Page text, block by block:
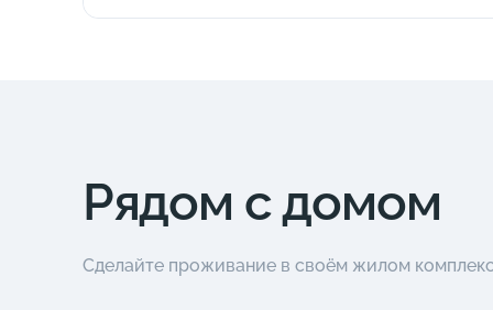
Рядом с домом
Сделайте проживание в своём жилом